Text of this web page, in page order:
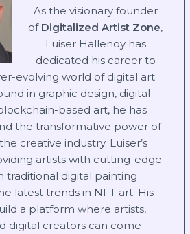
As the visionary founder
of Digitalized Artist Zone,
Luiser Hallenoy has
dedicated his career to
evolving world of digital art.
in graphic design, digital
based art, he has
the transformative power of
creative industry. Luiser’s
artists with cutting-edge
traditional digital painting
latest trends in NFT art. His
a platform where artists,
digital creators can come